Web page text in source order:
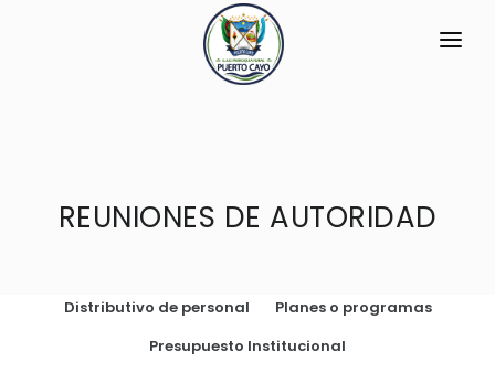
RESEÑA HISTÓRICA
GAD
GESTIÓN Y PRESUPUESTO
GESTIÓN INSTITUCIONAL
MECANISMOS DE PARTICIPACIÓN
REUNIONES DE AUTORIDAD
Distributivo de personal
Planes o programas
Presupuesto Institucional